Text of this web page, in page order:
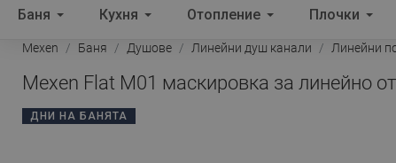
Баня Кухня Отопление Плочки
Mexen Баня Душове Линейни душ канали Линейни
Mexen Flat M01 маскировка за линейно
ДНИ НА БАНЯТА